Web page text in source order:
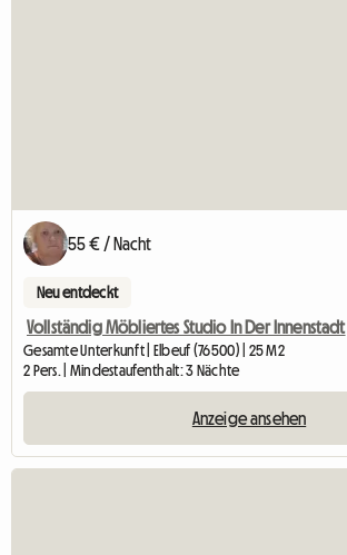
55 € / Nacht
Neu entdeckt
Vollständig Möbliertes Studio In Der Innenstadt
Gesamte Unterkunft | Elbeuf (76500) | 25 M2
2 Pers. | Mindestaufenthalt: 3 Nächte
Anzeige ansehen